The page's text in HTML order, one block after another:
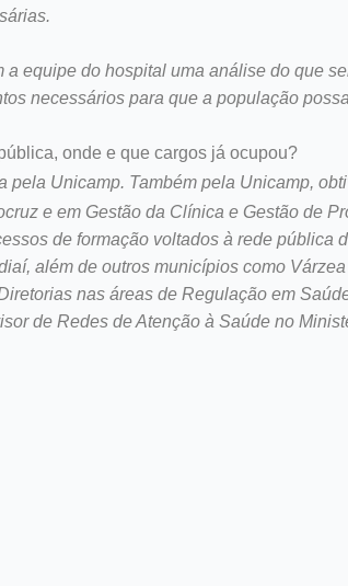
equipe do hospital uma análise do que
necessários para que a população
onde e que cargos já ocupou?
pela Unicamp. Também pela Unicamp,
e em Gestão da Clínica e Gestão de
de formação voltados à rede pública
além de outros municípios como
nas áreas de Regulação em
de Redes de Atenção à Saúde no